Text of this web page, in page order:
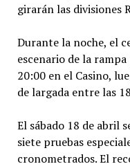
girarán las divisiones
Durante la noche, el
escenario de la
20:00 en el Casino,
de largada entre las
El sábado 18 de abril
siete pruebas
cronometrados. El